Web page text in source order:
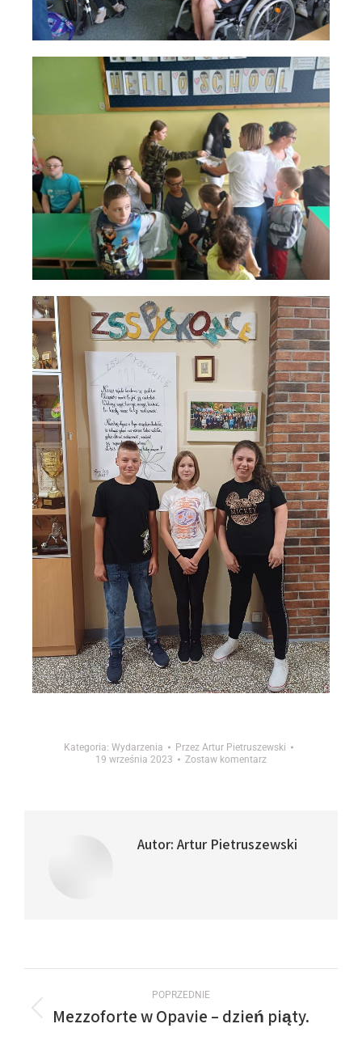
Kategoria: Wydarzenia Przez Artur Pietruszewski
19 września 2023
Zostaw komentarz
Autor: Artur Pietruszewski
POPRZEDNIE
Mezzoforte w Opavie – dzień piąty.